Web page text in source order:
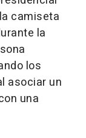
camiseta
la
los
asociar un
una